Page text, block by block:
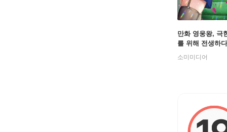
만화 영웅왕, 극
를 위해 전생하
소미미디어